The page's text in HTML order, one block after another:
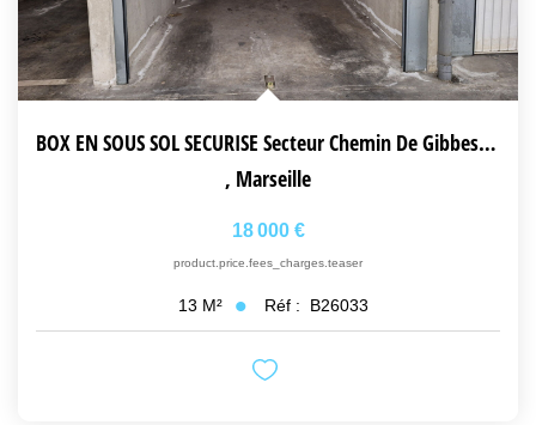
BOX EN SOUS SOL SECURISE Secteur Chemin De Gibbes 13014
, Marseille
18 000 €
product.price.fees_charges.teaser
13 M² Réf : B26033